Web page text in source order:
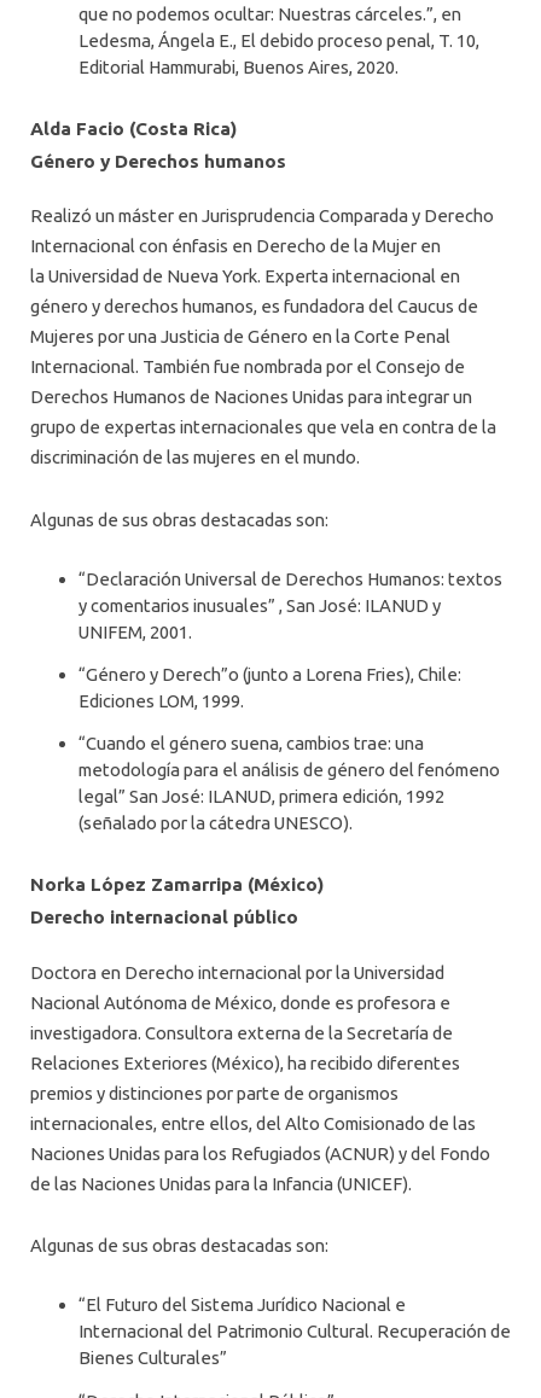
que no podemos ocultar: Nuestras cárceles.”, en
Ledesma, Ángela E., El debido proceso penal, T. 10,
Editorial Hammurabi, Buenos Aires, 2020.
Alda Facio (Costa Rica)
Género y Derechos humanos
Realizó un máster en Jurisprudencia Comparada y Derecho
Internacional con énfasis en Derecho de la Mujer en
la Universidad de Nueva York. Experta internacional en
género y derechos humanos, es fundadora del Caucus de
Mujeres por una Justicia de Género en la Corte Penal
Internacional. También fue nombrada por el Consejo de
Derechos Humanos de Naciones Unidas para integrar un
grupo de expertas internacionales que vela en contra de la
discriminación de las mujeres en el mundo.
Algunas de sus obras destacadas son:
“Declaración Universal de Derechos Humanos: textos
y comentarios inusuales” , San José: ILANUD y
UNIFEM, 2001.
“Género y Derech”o (junto a Lorena Fries), Chile:
Ediciones LOM, 1999.
“Cuando el género suena, cambios trae: una
metodología para el análisis de género del fenómeno
legal” San José: ILANUD, primera edición, 1992
(señalado por la cátedra UNESCO).
Norka López Zamarripa (México)
Derecho internacional público
Doctora en Derecho internacional por la Universidad
Nacional Autónoma de México, donde es profesora e
investigadora. Consultora externa de la Secretaría de
Relaciones Exteriores (México), ha recibido diferentes
premios y distinciones por parte de organismos
internacionales, entre ellos, del Alto Comisionado de las
Naciones Unidas para los Refugiados (ACNUR) y del Fondo
de las Naciones Unidas para la Infancia (UNICEF).
Algunas de sus obras destacadas son:
“El Futuro del Sistema Jurídico Nacional e
Internacional del Patrimonio Cultural. Recuperación de
Bienes Culturales”